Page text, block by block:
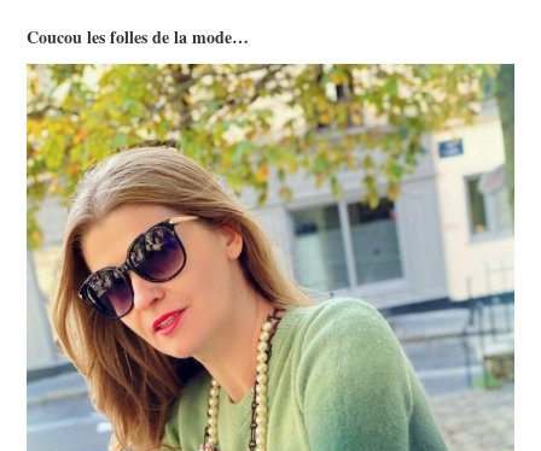
PARTAGER MES
TROUVAILLES ET MES
ENVIES DANS LA MODE, LE
LUXE ET LA BEAUTÉ EN Y
AJOUTANT MON PETIT
GRAIN DE FOLIE ET MES
PETITS TUYAUX…
Coucou les folles de la mode…